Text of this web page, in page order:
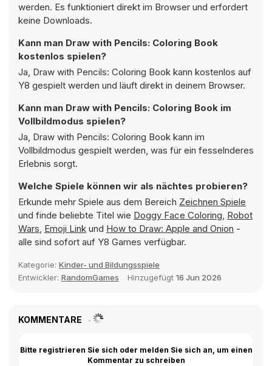
werden. Es funktioniert direkt im Browser und erfordert
keine Downloads.
Kann man Draw with Pencils: Coloring Book
kostenlos spielen?
Ja, Draw with Pencils: Coloring Book kann kostenlos auf
Y8 gespielt werden und läuft direkt in deinem Browser.
Kann man Draw with Pencils: Coloring Book im
Vollbildmodus spielen?
Ja, Draw with Pencils: Coloring Book kann im
Vollbildmodus gespielt werden, was für ein fesselnderes
Erlebnis sorgt.
Welche Spiele können wir als nächtes probieren?
Erkunde mehr Spiele aus dem Bereich Zeichnen Spiele
und finde beliebte Titel wie Doggy Face Coloring, Robot
Wars, Emoji Link und How to Draw: Apple and Onion -
alle sind sofort auf Y8 Games verfügbar.
Kategorie: Kinder- und Bildungsspiele
Entwickler: RandomGames Hinzugefügt 16 Jun 2026
KOMMENTARE
Bitte registrieren Sie sich oder melden Sie sich an, um einen
Kommentar zu schreiben